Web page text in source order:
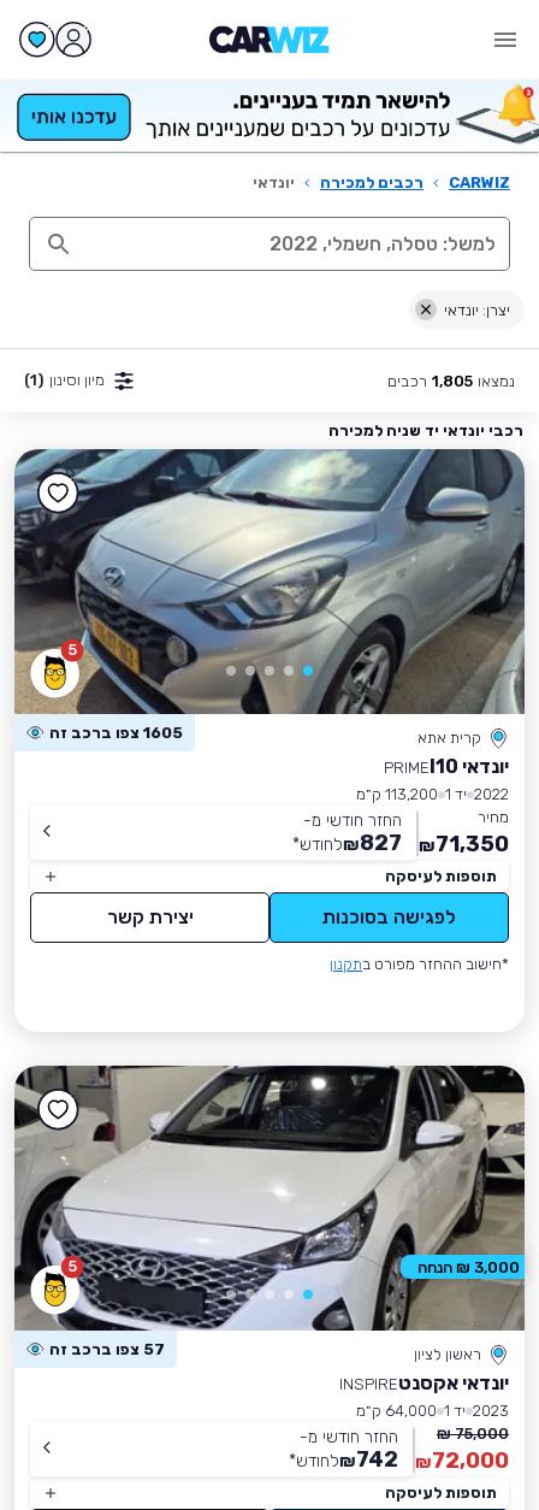
CARWIZ
› רכבים למכירה › יונדאי
יצרן: יונדאי
נמצאו 1,805 רכבים מיון וסינון (1)
רכבי יונדאי יד שניה למכירה
5
קרית אתא 1605 צפו ברכב זה
יונדאי I10
PRIME
2022 יד 1
113,200 ק״מ
מחיר
71,350
₪
החזר חודשי מ-
827
₪לחודש*
תוספות לעיסקה
לפגישה בסוכנות יצירת קשר
*חישוב ההחזר מפורט בתקנון
5
ראשון לציון 57 צפו ברכב זה
יונדאי אקסנטINSPIRE
2023 יד 1
64,000 ק״מ
75,000 ₪
72,000
₪
החזר חודשי מ-
742
₪לחודש*
תוספות לעיסקה
3,000 ₪ הנחה